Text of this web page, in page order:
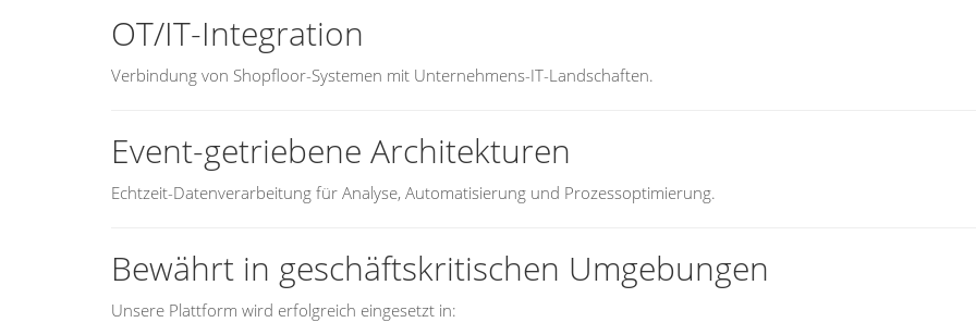
OT/IT-Integration
Verbindung von Shopfloor-Systemen mit Unternehmens-IT-Landschaften.
Event-getriebene Architekturen
Echtzeit-Datenverarbeitung für Analyse, Automatisierung und Prozessoptimierung.
Bewährt in geschäftskritischen Umgebungen
Unsere Plattform wird erfolgreich eingesetzt in: